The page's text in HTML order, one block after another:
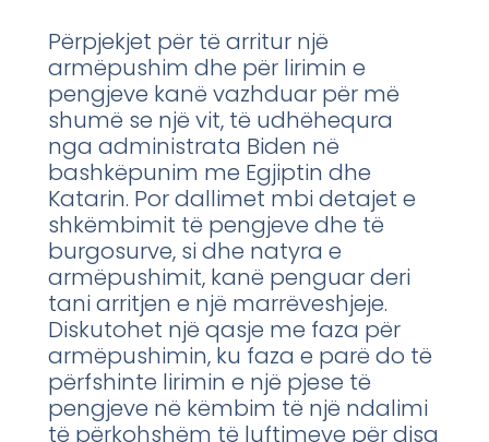
Përpjekjet për të arritur një
armëpushim dhe për lirimin e
pengjeve kanë vazhduar për më
shumë se një vit, të udhëhequra
nga administrata Biden në
bashkëpunim me Egjiptin dhe
Katarin. Por dallimet mbi detajet e
shkëmbimit të pengjeve dhe të
burgosurve, si dhe natyra e
armëpushimit, kanë penguar deri
tani arritjen e një marrëveshjeje.
Diskutohet një qasje me faza për
armëpushimin, ku faza e parë do të
përfshinte lirimin e një pjese të
pengjeve në këmbim të një ndalimi
të përkohshëm të luftimeve për disa